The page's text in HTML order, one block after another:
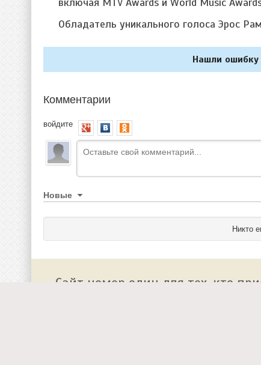
Обладатель уникального голоса Эрос
Нашли ошибку
Комментарии
войдите
Новые
Никто
Сайт номер один для тех, кто